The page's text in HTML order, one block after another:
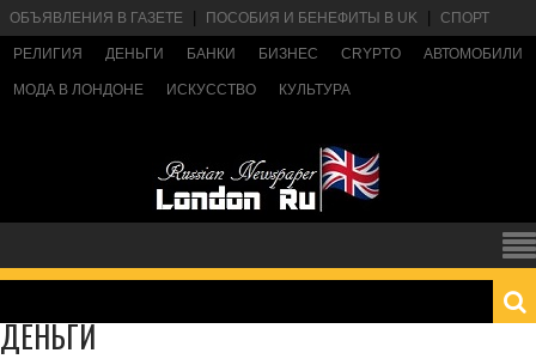
ОБЪЯВЛЕНИЯ В ГАЗЕТЕ ПОСОБИЯ И БЕНЕФИТЫ В UK СПОРТ
РЕЛИГИЯ ДЕНЬГИ БАНКИ БИЗНЕС CRYPTO АВТОМОБИЛИ
МОДА В ЛОНДОНЕ ИСКУССТВО КУЛЬТУРА
ДЕНЬГИ